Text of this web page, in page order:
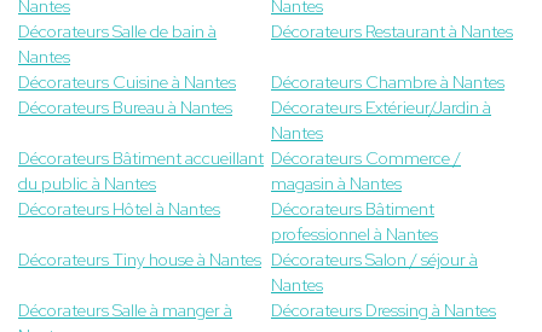
Nantes
Nantes
Décorateurs Salle de bain à
Nantes
Décorateurs Restaurant à Nantes
Décorateurs Cuisine à Nantes
Décorateurs Chambre à Nantes
Décorateurs Bureau à Nantes
Décorateurs Extérieur/Jardin à
Nantes
Décorateurs Bâtiment accueillant
du public à Nantes
Décorateurs Commerce /
magasin à Nantes
Décorateurs Hôtel à Nantes
Décorateurs Bâtiment
professionnel à Nantes
Décorateurs Tiny house à Nantes Décorateurs Salon / séjour à
Nantes
Décorateurs Salle à manger à
Décorateurs Dressing à Nantes